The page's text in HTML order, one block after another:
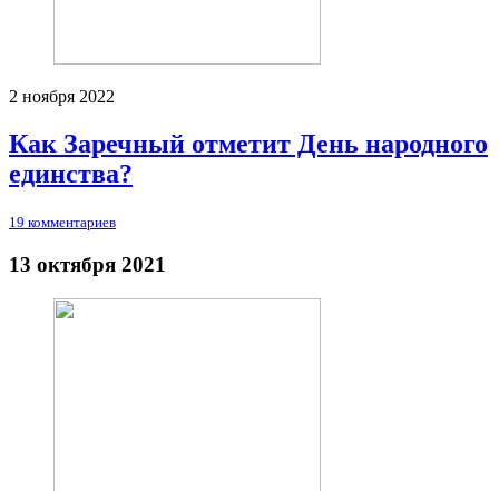
2 ноября 2022
Как Заречный отметит День народного
единства?
19 комментариев
13 октября 2021